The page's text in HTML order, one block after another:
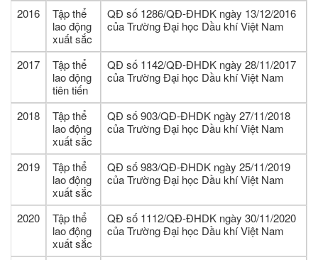
2016
Tập thể
lao động
xuất sắc
QĐ số 1286/QĐ-ĐHDK ngày 13/12/2016
của Trường Đại học Dầu khí Việt Nam
2017
Tập thể
lao động
tiên tiến
QĐ số 1142/QĐ-ĐHDK ngày 28/11/2017
của Trường Đại học Dầu khí Việt Nam
2018
Tập thể
lao động
xuất sắc
QĐ số 903/QĐ-ĐHDK ngày 27/11/2018
của Trường Đại học Dầu khí Việt Nam
2019
Tập thể
lao động
xuất sắc
QĐ số 983/QĐ-ĐHDK ngày 25/11/2019
của Trường Đại học Dầu khí Việt Nam
2020
Tập thể
lao động
xuất sắc
QĐ số 1112/QĐ-ĐHDK ngày 30/11/2020
của Trường Đại học Dầu khí Việt Nam